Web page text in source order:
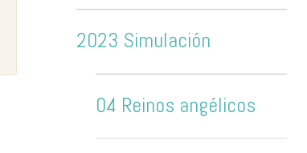
2023 Simulación
04 Reinos angélicos